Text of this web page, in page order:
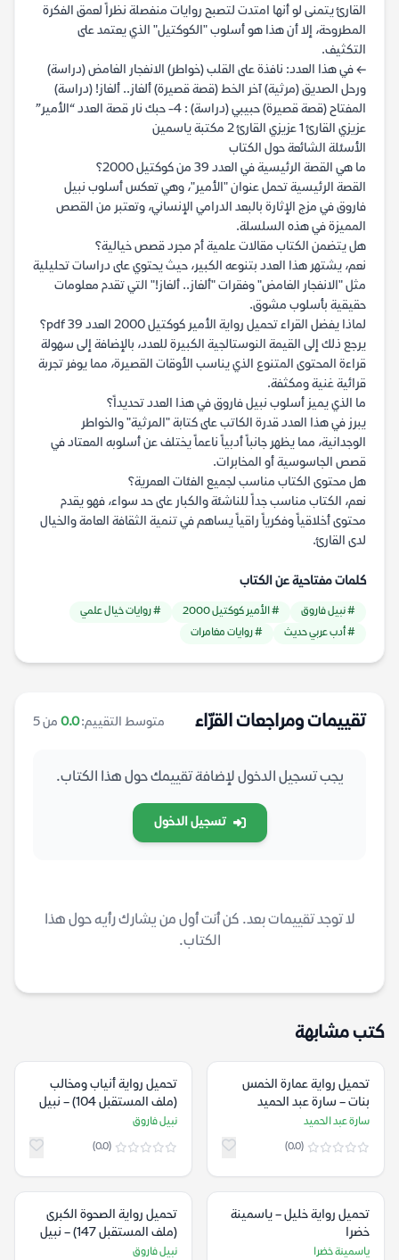
القارئ يتمنى لو أنها امتدت لتصبح روايات منفصلة نظراً لعمق الفكرة
المطروحة، إلا أن هذا هو أسلوب "الكوكتيل" الذي يعتمد على
التكثيف.
← في هذا العدد: نافذة على القلب (خواطر) الانفجار الغامض (دراسة)
ورحل الصديق (مرثية) آخر الخط (قصة قصيرة) ألغاز.. ألغاز! (دراسة)
المفتاح (قصة قصيرة) حبيبي (دراسة) : 4- حبك نار قصة العدد “الأمير”
عزيزي القارئ 1 عزيزي القارئ 2 مكتبة ياسمين
الأسئلة الشائعة حول الكتاب
ما هي القصة الرئيسية في العدد 39 من كوكتيل 2000؟
القصة الرئيسية تحمل عنوان "الأمير"، وهي تعكس أسلوب نبيل
فاروق في مزج الإثارة بالبعد الدرامي الإنساني، وتعتبر من القصص
المميزة في هذه السلسلة.
هل يتضمن الكتاب مقالات علمية أم مجرد قصص خيالية؟
نعم، يشتهر هذا العدد بتنوعه الكبير، حيث يحتوي على دراسات تحليلية
مثل "الانفجار الغامض" وفقرات "ألغاز.. ألغاز!" التي تقدم معلومات
حقيقية بأسلوب مشوق.
لماذا يفضل القراء تحميل رواية الأمير كوكتيل 2000 العدد 39 pdf؟
يرجع ذلك إلى القيمة النوستالجية الكبيرة للعدد، بالإضافة إلى سهولة
قراءة المحتوى المتنوع الذي يناسب الأوقات القصيرة، مما يوفر تجربة
قرائية غنية ومكثفة.
ما الذي يميز أسلوب نبيل فاروق في هذا العدد تحديداً؟
يبرز في هذا العدد قدرة الكاتب على كتابة "المرثية" والخواطر
الوجدانية، مما يظهر جانباً أدبياً ناعماً يختلف عن أسلوبه المعتاد في
قصص الجاسوسية أو المخابرات.
هل محتوى الكتاب مناسب لجميع الفئات العمرية؟
نعم، الكتاب مناسب جداً للناشئة والكبار على حد سواء، فهو يقدم
محتوى أخلاقياً وفكرياً راقياً يساهم في تنمية الثقافة العامة والخيال
لدى القارئ.
كلمات مفتاحية عن الكتاب
# نبيل فاروق # الأمير كوكتيل 2000
# روايات خيال علمي
# أدب عربي حديث
# روايات مغامرات
تقييمات ومراجعات القرّاء متوسط التقييم:0.0 من 5
يجب تسجيل الدخول لإضافة تقييمك حول هذا الكتاب.
تسجيل الدخول
لا توجد تقييمات بعد. كن أنت أول من يشارك رأيه حول هذا
الكتاب.
كتب مشابهة
تحميل رواية عمارة الخمس
بنات – سارة عبد الحميد
سارة عبد الحميد
(0.0)
تحميل رواية أنياب ومخالب
(ملف المستقبل 104) – نبيل
فاروق
نبيل فاروق
(0.0)
تحميل رواية خليل – ياسمينة
خضرا
ياسمينة خضرا
تحميل رواية الصحوة الكبرى
(ملف المستقبل 147) – نبيل
فاروق
نبيل فاروق